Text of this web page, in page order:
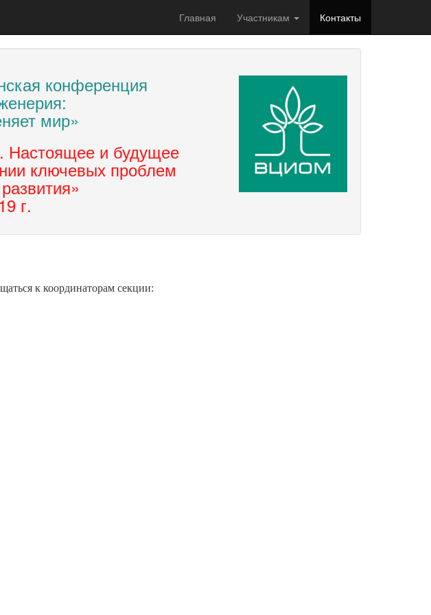
Главная Участникам Контакты
конференция
мир»
Настоящее и будущее
ключевых проблем
г.
к координаторам секции: